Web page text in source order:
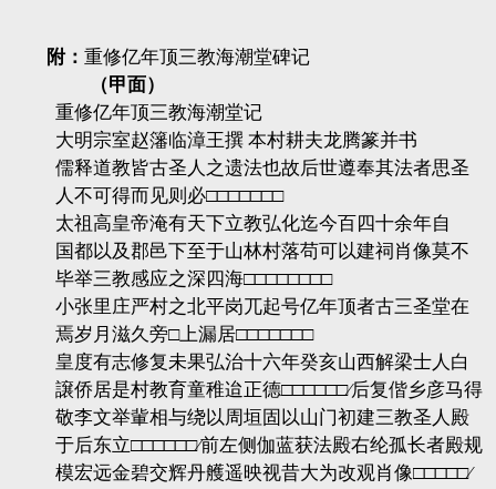
附：重修亿年顶三教海潮堂碑记
（甲面）
重修亿年顶三教海潮堂记
大明宗室赵籓临漳王撰 本村耕夫龙腾篆并书
儒释道教皆古圣人之遗法也故后世遵奉其法者思圣
人不可得而见则必□□□□□□□
太祖高皇帝淹有天下立教弘化迄今百四十余年自
国都以及郡邑下至于山林村落苟可以建祠肖像莫不
毕举三教感应之深四海□□□□□□□□
小张里庄严村之北平岗兀起号亿年顶者古三圣堂在
焉岁月滋久旁□上漏居□□□□□□□
皇度有志修复未果弘治十六年癸亥山西解梁士人白
譲侨居是村教育童稚迨正德□□□□□□∕后复偕乡彦马得
敬李文举軰相与绕以周垣固以山门初建三教圣人殿
于后东立□□□□□□∕前左侧伽蓝获法殿右纶孤长者殿规
模宏远金碧交辉丹艧遥映视昔大为改观肖像□□□□□∕